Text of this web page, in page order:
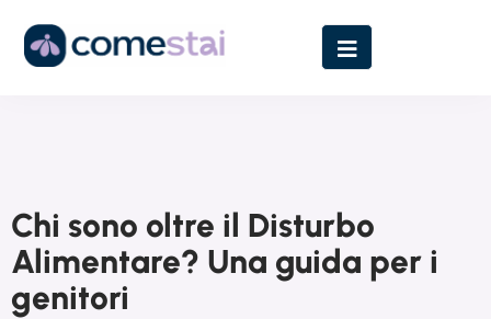
Chi sono oltre il Disturbo
Alimentare? Una guida per i
genitori